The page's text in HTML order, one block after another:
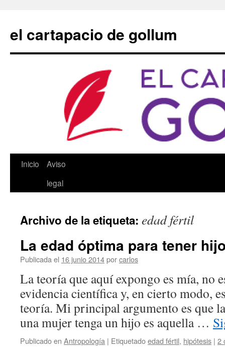
contenido
el cartapacio de gollum
Inicio
Aviso
legal
Archivo de la etiqueta: edad fértil
La edad óptima para tener
Publicada el 16 junio 2014porcarlos
La teoría que aquí expongo es mía, no
evidencia científica y, en cierto modo,
teoría. Mi principal argumento es que
una mujer tenga un hijo es aquella …
Publicado en Antropología | Etiquetadoedad fértil, hipótesis | 2